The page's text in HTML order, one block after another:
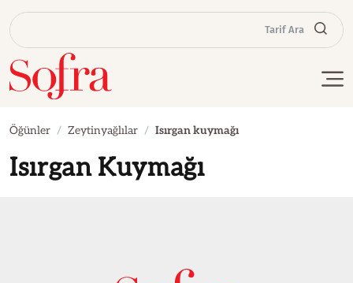
Tarif Ara
Öğünler Zeytinyağlılar Isırgan kuymağı
Isırgan Kuymağı